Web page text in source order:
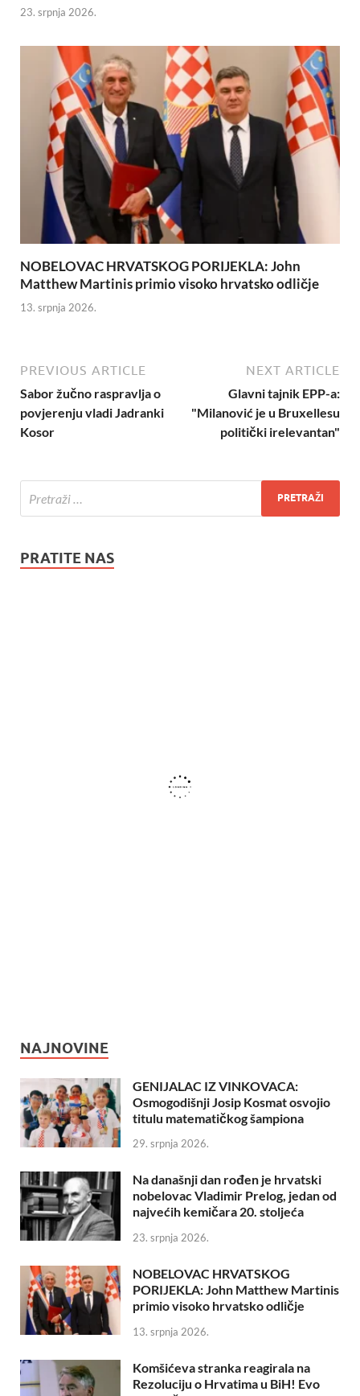
23. srpnja 2026.
NOBELOVAC HRVATSKOG PORIJEKLA: John
Matthew Martinis primio visoko hrvatsko odličje
13. srpnja 2026.
PREVIOUS ARTICLE
Sabor žučno raspravlja o
povjerenju vladi Jadranki
Kosor
NEXT ARTICLE
Glavni tajnik EPP-a:
"Milanović je u Bruxellesu
politički irelevantan"
PRATITE NAS
NAJNOVINE
GENIJALAC IZ VINKOVACA:
Osmogodišnji Josip Kosmat osvojio
titulu matematičkog šampiona
29. srpnja 2026.
Na današnji dan rođen je hrvatski
nobelovac Vladimir Prelog, jedan od
najvećih kemičara 20. stoljeća
23. srpnja 2026.
NOBELOVAC HRVATSKOG
PORIJEKLA: John Matthew Martinis
primio visoko hrvatsko odličje
13. srpnja 2026.
Komšićeva stranka reagirala na
Rezoluciju o Hrvatima u BiH! Evo